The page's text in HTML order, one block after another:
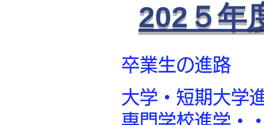
202５年
卒業生の進路
大学・短期大学
専門学校進学・